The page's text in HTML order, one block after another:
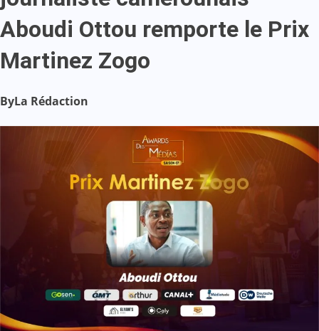
Aboudi Ottou remporte le Prix
Martinez Zogo
ByLa Rédaction